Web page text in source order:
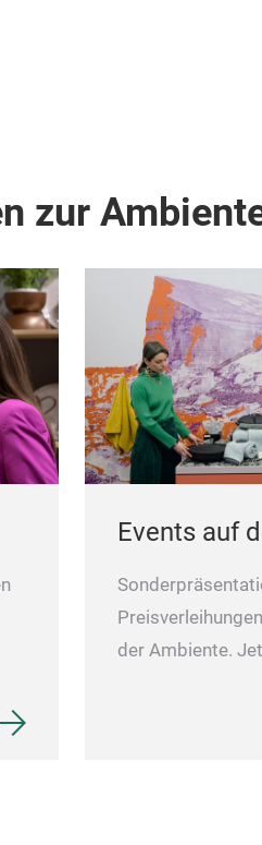
zur
Events auf
der Ambiente.